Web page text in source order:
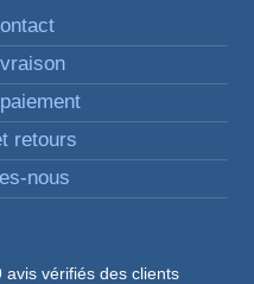
retours
nous
avis vérifiés des clients